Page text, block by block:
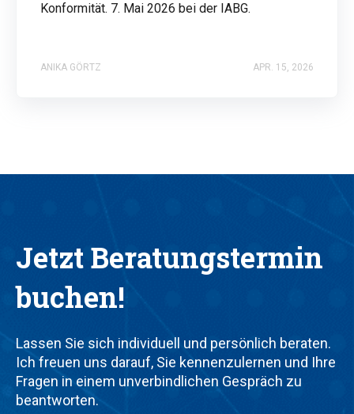
Konformität. 7. Mai 2026 bei der IABG.
ANIKA GÖRTZ APR. 15, 2026
Jetzt Beratungstermin
buchen!
Lassen Sie sich individuell und persönlich beraten.
Ich freuen uns darauf, Sie kennenzulernen und Ihre
Fragen in einem unverbindlichen Gespräch zu
beantworten.